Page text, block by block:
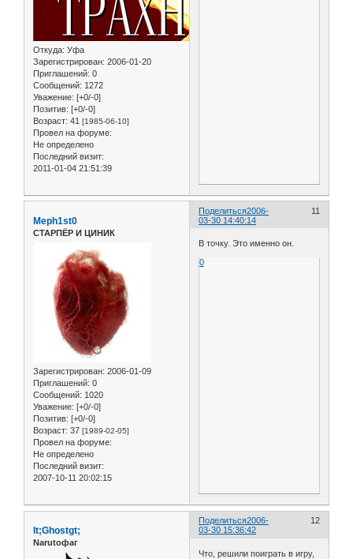
Откуда: Уфа
Зарегистрирован: 2006-01-20
Приглашений: 0
Сообщений: 1272
Уважение: [+0/-0]
Позитив: [+0/-0]
Возраст: 41 [1985-06-10]
Провел на форуме:
Не определено
Последний визит:
2011-01-04 21:51:39
Поделиться 11
2006-
03-30 14:40:14
Meph1st0
СТАРПЁР И ЦИНИК
Зарегистрирован: 2006-01-09
Приглашений: 0
Сообщений: 1020
Уважение: [+0/-0]
Позитив: [+0/-0]
Возраст: 37 [1989-02-05]
Провел на форуме:
Не определено
Последний визит:
2007-10-11 20:02:15
В точку. Это именно он.
0
Поделиться 12
2006-
03-30 15:36:42
lt;Ghostgt;
Narutoфаг
Что, решили поиграть в игру,